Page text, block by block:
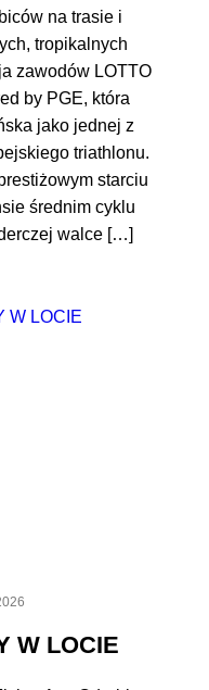
na trasie i
tropikalnych
zawodów LOTTO
by PGE, która
jako jednej z
triathlonu.
starciu
średnim cyklu
walce […]
W LOCIE